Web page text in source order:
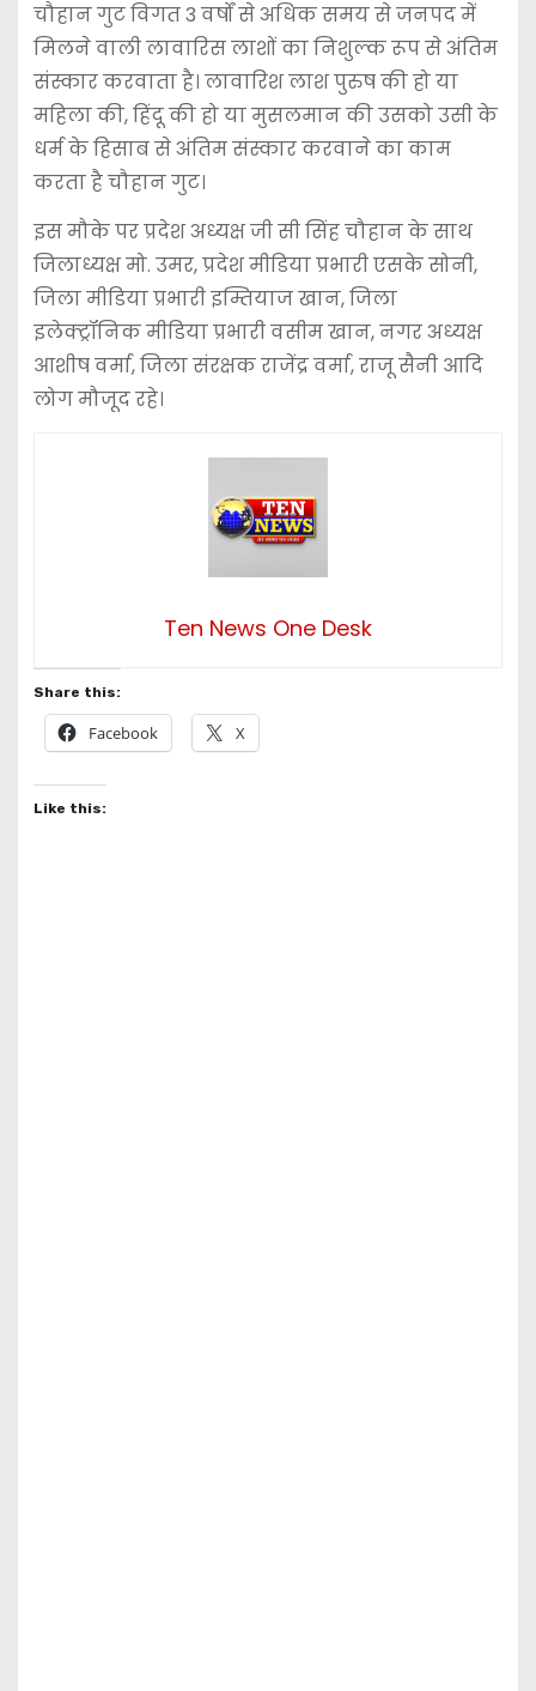
चौहान गुट विगत 3 वर्षों से अधिक समय से जनपद में
मिलने वाली लावारिस लाशों का निशुल्क रूप से अंतिम
संस्कार करवाता है। लावारिश लाश पुरुष की हो या
महिला की, हिंदू की हो या मुसलमान की उसको उसी के
धर्म के हिसाब से अंतिम संस्कार करवाने का काम
करता है चौहान गुट।
इस मौके पर प्रदेश अध्यक्ष जी सी सिंह चौहान के साथ
जिलाध्यक्ष मो. उमर, प्रदेश मीडिया प्रभारी एसके सोनी,
जिला मीडिया प्रभारी इम्तियाज खान, जिला
इलेक्ट्रॉनिक मीडिया प्रभारी वसीम खान, नगर अध्यक्ष
आशीष वर्मा, जिला संरक्षक राजेंद्र वर्मा, राजू सैनी आदि
लोग मौजूद रहे।
Ten News One Desk
Share this:
Facebook X
Like this: